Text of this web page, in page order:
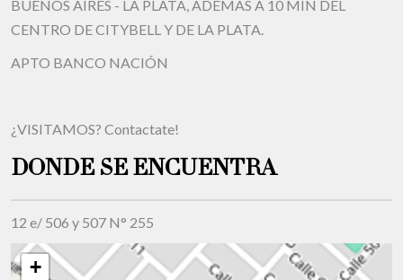
BUENOS AIRES - LA PLATA, ADEMAS A 10 MIN DEL
CENTRO DE CITYBELL Y DE LA PLATA.
APTO BANCO NACIÓN
¿VISITAMOS? Contactate!
DONDE SE ENCUENTRA
12 e/ 506 y 507 N° 255
+